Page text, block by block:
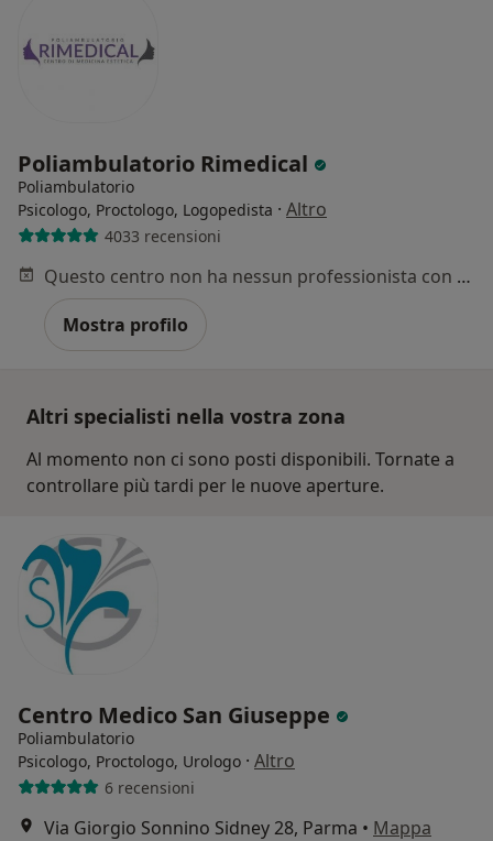
Poliambulatorio Rimedical
Poliambulatorio
Psicologo, Proctologo, Logopedista · Altro
4033 recensioni
Questo centro non ha nessun professionista con date disponibili
Mostra profilo
Altri specialisti nella vostra zona
Al momento non ci sono posti disponibili. Tornate a
controllare più tardi per le nuove aperture.
Centro Medico San Giuseppe
Poliambulatorio
Psicologo, Proctologo, Urologo · Altro
6 recensioni
Via Giorgio Sonnino Sidney 28, Parma • Mappa